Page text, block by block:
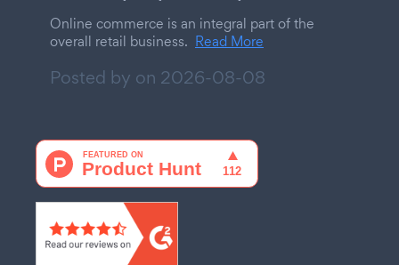
Online commerce is an integral part of the
overall retail business. Read More
Posted by on 2026-08-08